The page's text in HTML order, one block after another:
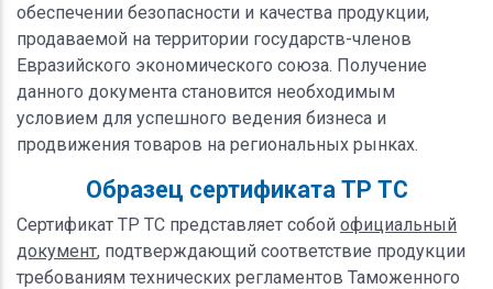
обеспечении безопасности и качества продукции,
продаваемой на территории государств-членов
Евразийского экономического союза. Получение
данного документа становится необходимым
условием для успешного ведения бизнеса и
продвижения товаров на региональных рынках.
Образец сертификата ТР ТС
Сертификат ТР ТС представляет собой официальный
документ, подтверждающий соответствие продукции
требованиям технических регламентов Таможенного